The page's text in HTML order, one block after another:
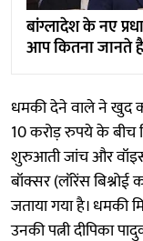
बांग्लादेश के नए
आप कितना जानते
धमकी देने वाले ने खुद
10 करोड़ रुपये के बीच
शुरुआती जांच और वॉइस
बॉक्सर (लॉरेंस
जताया गया है। धमकी
उनकी पत्नी दीपिका